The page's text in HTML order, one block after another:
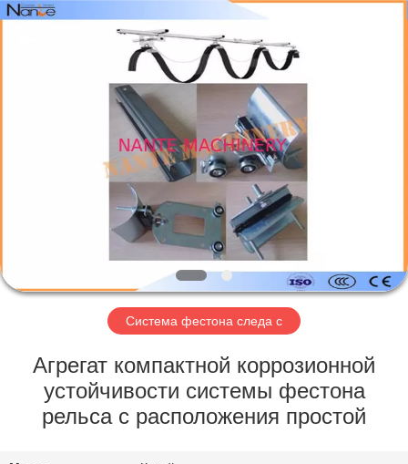
ГЛАВНАЯ
СТРАНИЦА
ПРОДУКТЫ
НАС
ФАБРИКА
КАЧЕСТВО
Shaoxing
Nante
Система фестона следа c
Агрегат компактной коррозионной
устойчивости системы фестона
рельса c расположения простой